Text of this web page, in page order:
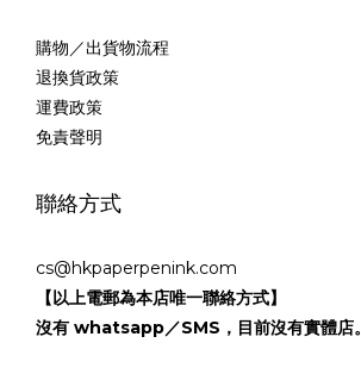
購物／出貨物流程
退換貨政策
運費政策
免責聲明
聯絡方式
cs@hkpaperpenink.com
【以上電郵為本店唯一聯絡方式】
沒有 whatsapp／SMS，目前沒有實體店。